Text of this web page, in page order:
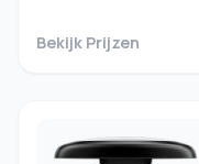
Bekijk Prijzen